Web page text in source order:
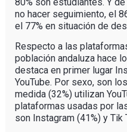
no hacer seguimiento, el
el 77% en situación de
Respecto a las
población andaluza hace
destaca en primer lugar
YouTube. Por sexo, son
medida (32%) utilizan
plataformas usadas por
son Instagram (41%) y Tik